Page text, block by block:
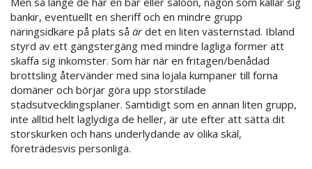
bankir, eventuellt en sheriff och en mindre grupp
näringsidkare på plats så ärdet en liten västernstad. Ibland
styrd av ett gangstergäng med mindre lagliga former att
skaffa sig inkomster. Som här när en fritagen/benådad
brottsling återvänder med sina lojala kumpaner till forna
domäner och börjar göra upp storstilade
stadsutvecklingsplaner. Samtidigt som en annan liten grupp,
inte alltid helt laglydiga de heller, är ute efter att sätta dit
storskurken och hans underlydande av olika skäl,
företrädesvis personliga.